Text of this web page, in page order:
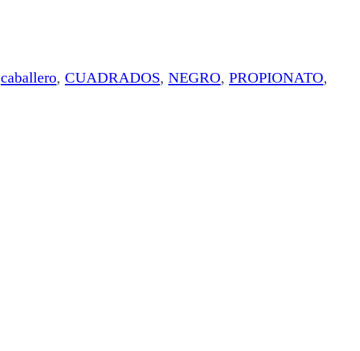
caballero, CUADRADOS, NEGRO, PROPIONATO,